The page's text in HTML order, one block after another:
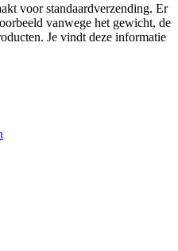
voor standaardverzending. Er
vanwege het gewicht, de
Je vindt deze informatie